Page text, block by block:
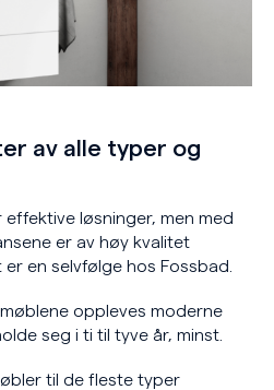
av alle typer og
løsninger, men med
er av høy kvalitet
en selvfølge hos Fossbad.
oppleves moderne
seg i ti til tyve år, minst.
til de fleste typer